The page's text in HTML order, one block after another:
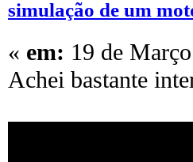
simulação de um
« em: 19 de
Achei bastante